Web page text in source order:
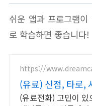
쉬운 앱과 프로그램
로 학습하면 좋습니다!
https://
(유료) 신점, 타로,
(유료전화) 고민이 있